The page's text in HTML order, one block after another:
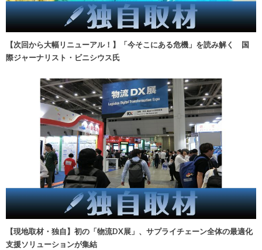
【次回から大幅リニューアル！】「今そこにある危機」を読み解く 国
際ジャーナリスト・ビニシウス氏
【現地取材・独自】初の「物流DX展」、サプライチェーン全体の最適化
支援ソリューションが集結